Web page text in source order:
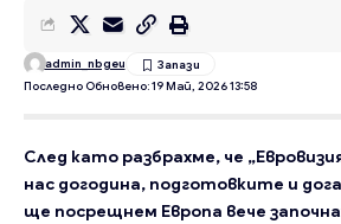
Последно Обновено: 19 Май, 2026 13:58
admin_nbgeu
След като разбрахме, че
нас догодина, подготовките и
ще посрещнем Европа вече